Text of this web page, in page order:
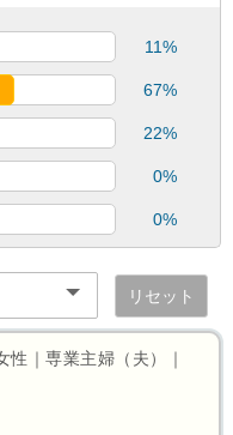
11%
67%
22%
0%
0%
リセット
｜専業主婦（夫）｜